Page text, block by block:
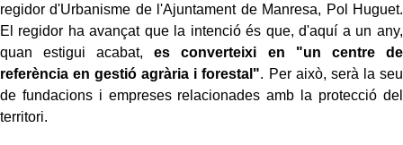
regidor d'Urbanisme de l'Ajuntament de Manresa, Pol Huguet.
El regidor ha avançat que la intenció és que, d'aquí a un any,
quan estigui acabat,es converteixi en "un centre de
referència en gestió agrària i forestal". Per això, serà la seu
de fundacions i empreses relacionades amb la protecció del
territori.